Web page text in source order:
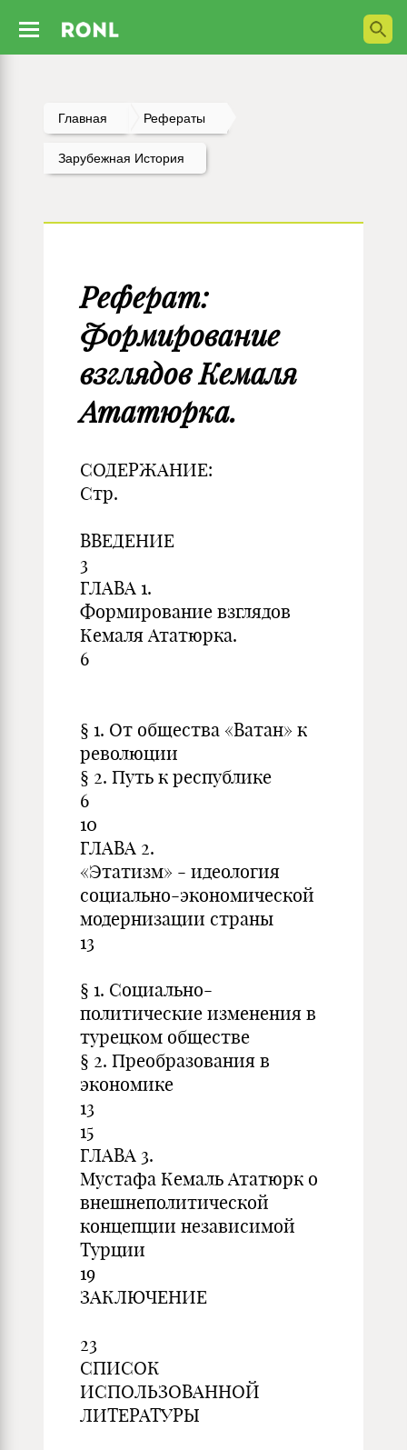
Главная Рефераты
Зарубежная История
Реферат:
Формирование
взглядов Кемаля
Ататюрка.
СОДЕРЖАНИЕ:
Стр.
ВВЕДЕНИЕ
3
ГЛАВА 1.
Формирование взглядов
Кемаля Ататюрка.
6
§ 1. От общества «Ватан» к
революции
§ 2. Путь к республике
6
10
ГЛАВА 2.
«Этатизм» - идеология
социально-экономической
модернизации страны
13
§ 1. Социально-
политические изменения в
турецком обществе
§ 2. Преобразования в
экономике
13
15
ГЛАВА 3.
Мустафа Кемаль Ататюрк о
внешнеполитической
концепции независимой
Турции
19
ЗАКЛЮЧЕНИЕ
23
СПИСОК
ИСПОЛЬЗОВАННОЙ
ЛИТЕРАТУРЫ